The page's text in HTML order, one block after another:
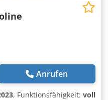
Anrufen
, Funktionsfähigkeit: voll